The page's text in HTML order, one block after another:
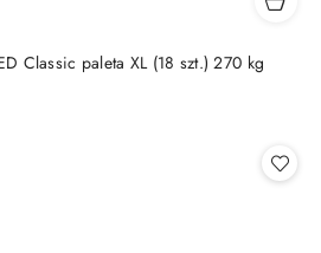
Classic paleta XL (18 szt.) 270 kg